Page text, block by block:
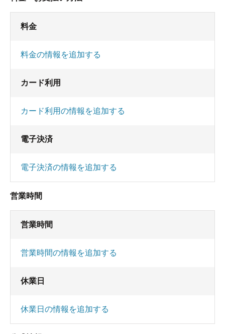
料金
料金の情報を追加する
カード利用
カード利用の情報を追加する
電子決済
電子決済の情報を追加する
営業時間
営業時間
営業時間の情報を追加する
休業日
休業日の情報を追加する